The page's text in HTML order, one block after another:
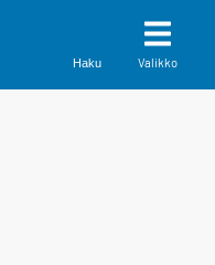
Haku Valikko